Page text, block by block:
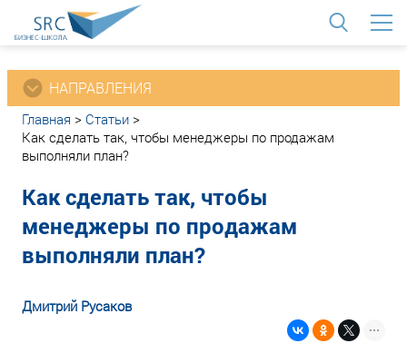
НАПРАВЛЕНИЯ
Главная > Статьи >
Как сделать так, чтобы менеджеры по продажам
выполняли план?
Как сделать так, чтобы
менеджеры по продажам
выполняли план?
Дмитрий Русаков